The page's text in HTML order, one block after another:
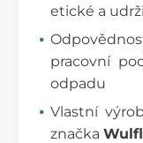
etické a
pracovní
odpadu
Vlastní
značka